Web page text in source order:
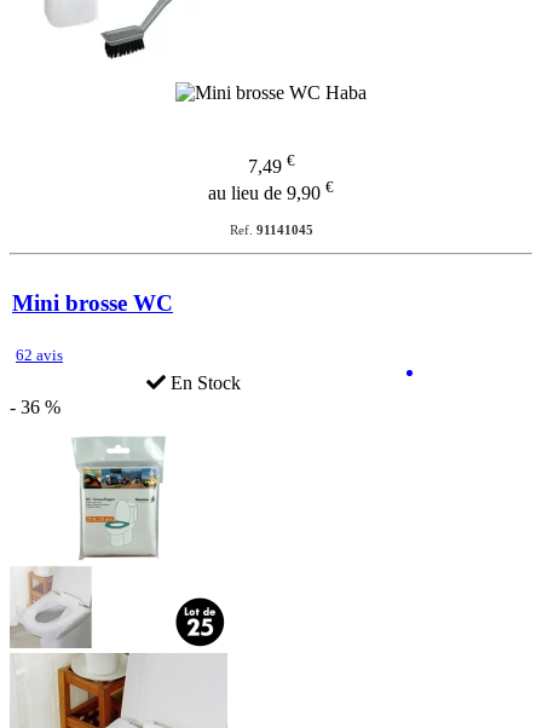
7,49 €
au lieu de 9,90 €
Ref. 91141045
Mini brosse WC
62 avis
En Stock
- 36 %